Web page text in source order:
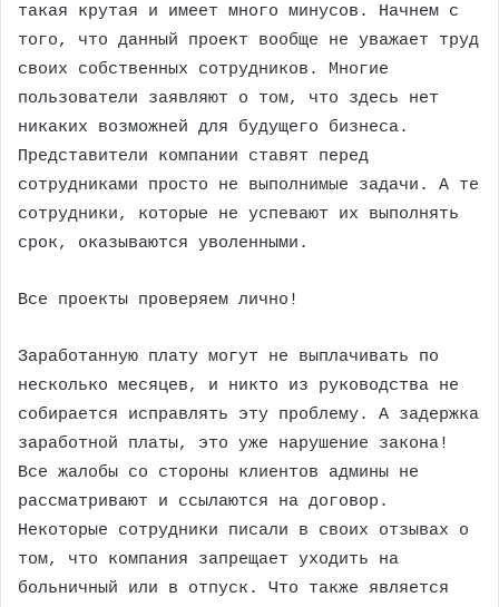
такая крутая и имеет много минусов. Начнем с
того, что данный проект вообще не уважает труд
своих собственных сотрудников. Многие
пользователи заявляют о том, что здесь нет
никаких возможней для будущего бизнеса.
Представители компании ставят перед
сотрудниками просто не выполнимые задачи. А те
сотрудники, которые не успевают их выполнять
срок, оказываются уволенными.
Все проекты проверяем лично!
Заработанную плату могут не выплачивать по
несколько месяцев, и никто из руководства не
собирается исправлять эту проблему. А задержка
заработной платы, это уже нарушение закона!
Все жалобы со стороны клиентов админы не
рассматривают и ссылаются на договор.
Некоторые сотрудники писали в своих отзывах о
том, что компания запрещает уходить на
больничный или в отпуск. Что также является